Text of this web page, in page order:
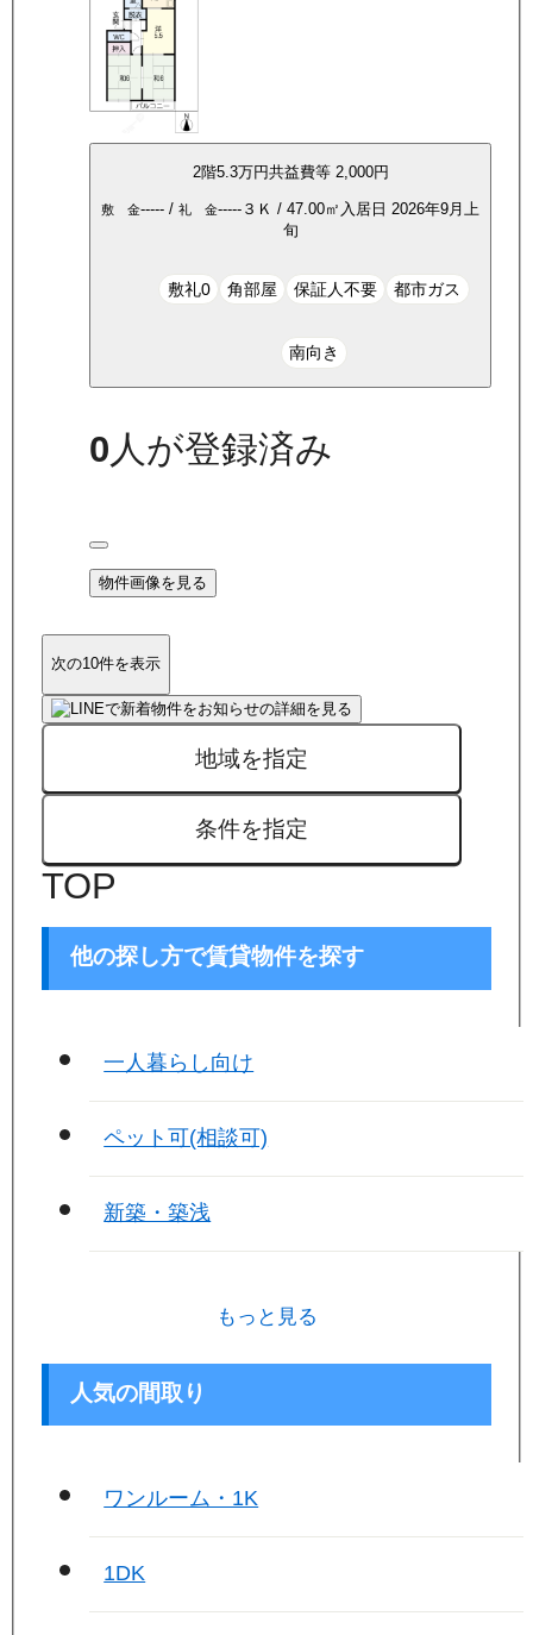
2階5.3万円共益費等 2,000円
敷 金----- / 礼 金----- ３Ｋ / 47.00㎡ 入居日 2026年9月上
旬
敷礼0 角部屋 保証人不要 都市ガス
南向き
0 人が登録済み
物件画像を見る
次の10件を表示
地域を指定
条件を指定
TOP
他の探し方で賃貸物件を探す
一人暮らし向け
ペット可(相談可)
新築・築浅
もっと見る
人気の間取り
ワンルーム・1K
1DK